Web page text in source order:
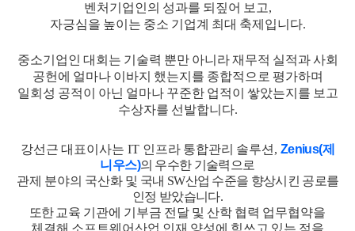
벤처기업인의 성과를 되짚어 보고,
자긍심을 높이는 중소 기업계 최대 축제입니다.
중소기업인 대회는 기술력 뿐만 아니라 재무적 실적과 사회
공헌에 얼마나 이바지 했는지를 종합적으로 평가하며
일회성 공적이 아닌 얼마나 꾸준한 업적이 쌓았는지를 보고
수상자를 선발합니다.
강선근 대표이사는 IT 인프라 통합관리 솔루션 , Zenius(제
니우스)의 우수한 기술력으로
관제 분야의 국산화 및 국내 SW산업 수준을 향상시킨 공로를
인정 받았습니다.
또한 교육 기관에 기부금 전달 및 산학 협력 업무협약을